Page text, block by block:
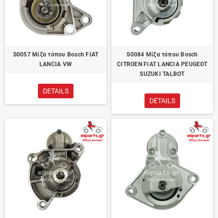
S0057 Μίζα τύπου Bosch FIAT
LANCIA VW
DETAILS
S0084 Μίζα τύπου Bosch
CITROEN FIAT LANCIA PEUGEOT
SUZUKI TALBOT
DETAILS